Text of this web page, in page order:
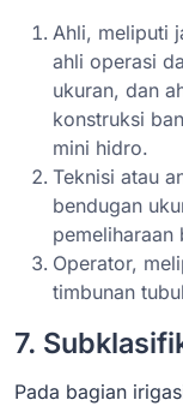
Ahli, meliputi
ahli operasi
ukuran, dan
konstruksi
mini hidro.
Teknisi atau
bendugan
pemeliharaan
Operator,
timbunan
7.
Pada bagian